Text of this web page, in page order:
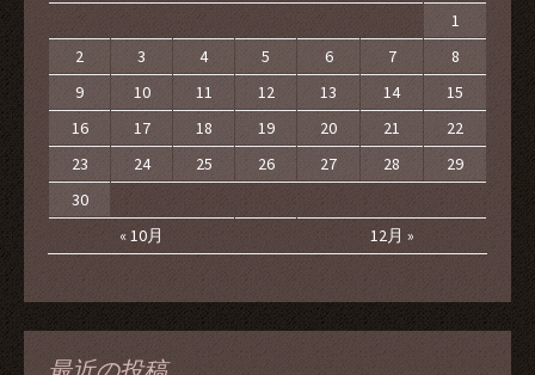
« 10月 12月 »
1
2
3 4 5 6 7
8
9
10 11 12 13 14
15
16
17 18 19 20 21
22
23
24 25 26 27 28
29
30